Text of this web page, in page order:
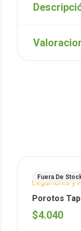
Fuera De
Legumbres y
Porotos
x 1KG
$4.040